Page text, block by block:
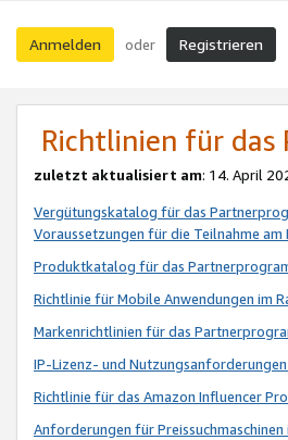
Anmelden oder Registrieren
Richtlinien für
zuletzt aktualisiert am: 14. April
Vergütungskatalog für das
Voraussetzungen für die Teilnahme
Produktkatalog für das
Richtlinie für Mobile Anwendungen im
Markenrichtlinien für das
IP-Lizenz- und
Richtlinie für das Amazon Influencer
Anforderungen für